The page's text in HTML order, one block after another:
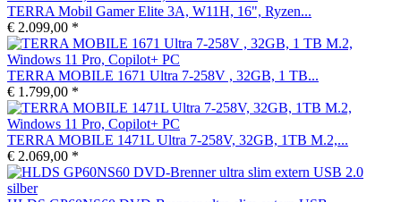
TERRA Mobil Gamer Elite 3A, W11H, 16", Ryzen...
€ 2.099,00 *
TERRA MOBILE 1671 Ultra 7-258V , 32GB, 1 TB...
€ 1.799,00 *
TERRA MOBILE 1471L Ultra 7-258V, 32GB, 1TB M.2,...
€ 2.069,00 *